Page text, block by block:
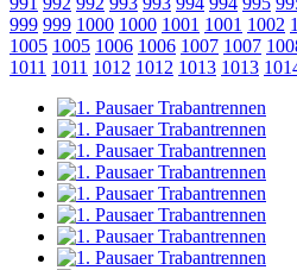
999 999 1000 1000 1001 1001 1002
1005 1005 1006 1006 1007 1007
1011 1011 1012 1012 1013 1013